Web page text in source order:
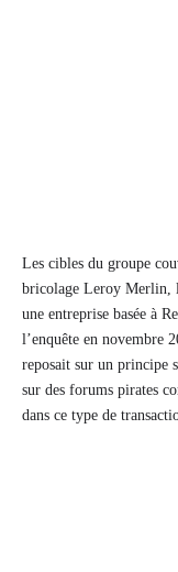
Les cibles du groupe
bricolage Leroy Merlin,
une entreprise basée à
l’enquête en novembre
reposait sur un principe
sur des forums pirates
dans ce type de